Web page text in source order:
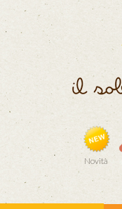
Novità